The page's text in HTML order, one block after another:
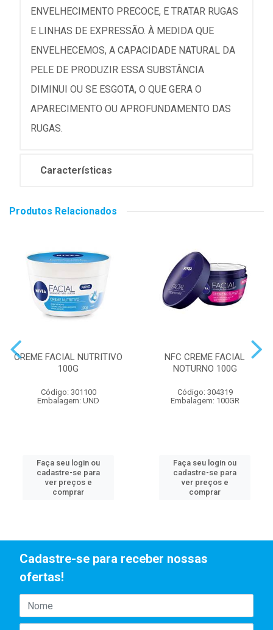
ENVELHECIMENTO PRECOCE, E TRATAR RUGAS
E LINHAS DE EXPRESSÃO. À MEDIDA QUE
ENVELHECEMOS, A CAPACIDADE NATURAL DA
PELE DE PRODUZIR ESSA SUBSTÂNCIA
DIMINUI OU SE ESGOTA, O QUE GERA O
APARECIMENTO OU APROFUNDAMENTO DAS
RUGAS.
Características
Produtos Relacionados
CREME FACIAL NUTRITIVO
100G
Código: 301100
Embalagem: UND
Faça seu login ou
cadastre-se para
ver preços e
comprar
NFC CREME FACIAL
NOTURNO 100G
Código: 304319
Embalagem: 100GR
Faça seu login ou
cadastre-se para
ver preços e
comprar
Cadastre-se para receber nossas
ofertas!